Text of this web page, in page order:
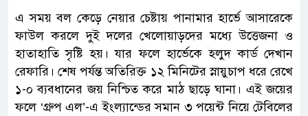
এ সময় বল কেড়ে নেয়ার চেষ্টায় পানামার হার্ভে আসারেকে
ফাউল করলে দুই দলের খেলোয়াড়দের মধ্যে উত্তেজনা ও
হাতাহাতি সৃষ্টি হয়। যার ফলে হার্ভেকে হলুদ কার্ড দেখান
রেফারি। শেষ পর্যন্ত অতিরিক্ত ১২ মিনিটের স্নায়ুচাপ ধরে রেখে
১-০ ব্যবধানের জয় নিশ্চিত করে মাঠ ছাড়ে ঘানা। এই জয়ের
ফলে ‘গ্রুপ এল’-এ ইংল্যান্ডের সমান ৩ পয়েন্ট নিয়ে টেবিলের